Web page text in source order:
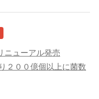
ニューアル発売
２００億個以上に菌数